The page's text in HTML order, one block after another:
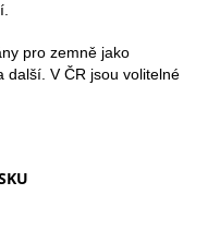
pro zemně jako
další. V ČR jsou volitelné